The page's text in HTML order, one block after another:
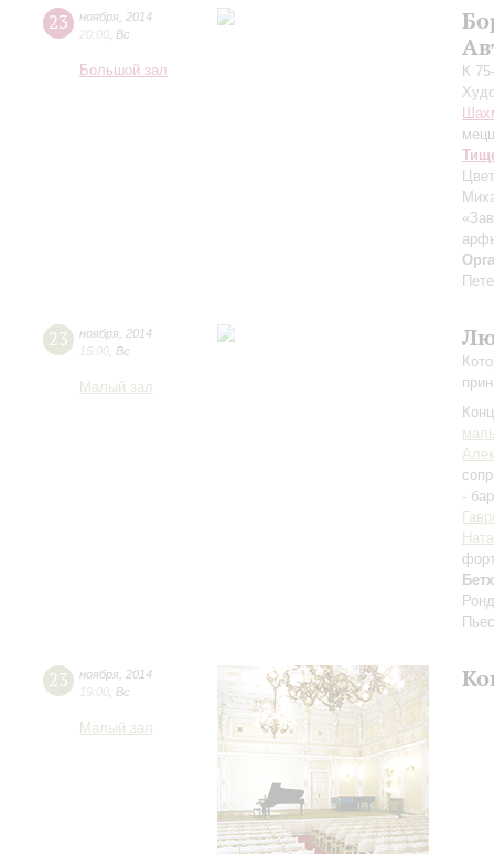
23 ноября 2014
20:00 Вс
Большой зал
К
23 ноября 2014
15:00 Вс
Малый зал
-
23 ноября 2014
19:00 Вс
Малый зал